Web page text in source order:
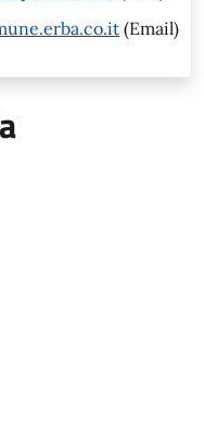
(Email)